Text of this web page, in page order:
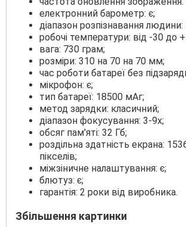
електронний барометр: є;
діапазон розпізнавання
робочі температури: від -30 до
вага: 730 грам;
розміри: 310 на 70 на 70 мм;
час роботи батареї без
мікрофон: є;
тип батареї: 18500 мАг;
метод зарядки: класичний;
діапазон фокусування: 3-9х;
обсяг пам'яті: 32 Гб;
роздільна здатність екрана:
пікселів;
міжзіничне налаштування: є;
блютуз: є;
гарантія: 2 роки від виробника.
Збільшення картинки